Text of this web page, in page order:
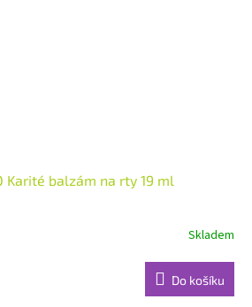
Karité balzám na rty 19 ml
Skladem
Do košíku